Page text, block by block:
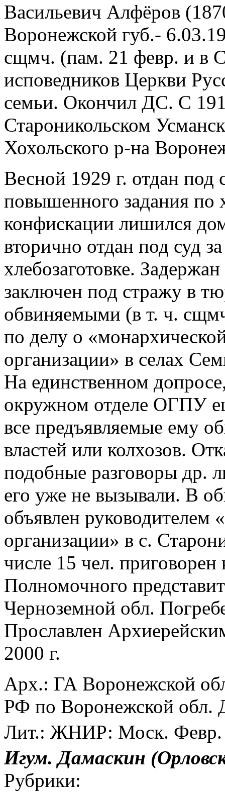
Васильевич Алфёров
Воронежской губ.-
сщмч. (пам. 21 февр. и в
исповедников Церкви
семьи. Окончил ДС. С
Староникольском
Хохольского р-на
Весной 1929 г. отдан под
повышенного задания по
конфискации лишился
вторично отдан под суд
хлебозаготовке.
заключен под стражу в
обвиняемыми (в т. ч.
по делу о
организации» в селах
На единственном
окружном отделе ОГПУ
все предъявляемые ему
властей или колхозов.
подобные разговоры др.
его уже не вызывали. В
объявлен руководителем
организации» в с.
числе 15 чел.
Полномочного
Черноземной обл.
Прославлен
2000 г.
Арх.: ГА Воронежской
РФ по Воронежской обл.
Лит.: ЖНИР: Моск. Февр.
Игум.Дамаскин
Рубрики: